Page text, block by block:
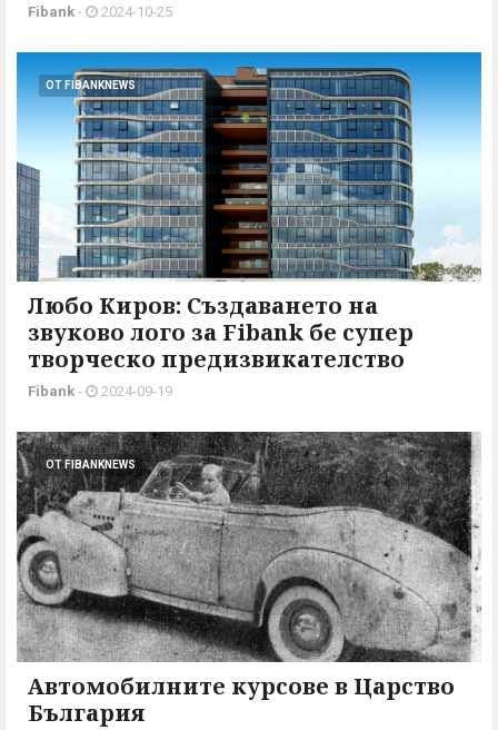
Fibank - 2024-10-25
ОТ FIBANKNEWS
Любо Киров: Създаването на
звуково лого за Fibank бе супер
творческо предизвикателство
Fibank - 2024-09-19
ОТ FIBANKNEWS
Автомобилните курсове в Царство
България